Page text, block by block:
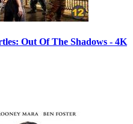
Out Of The Shadows - 4K